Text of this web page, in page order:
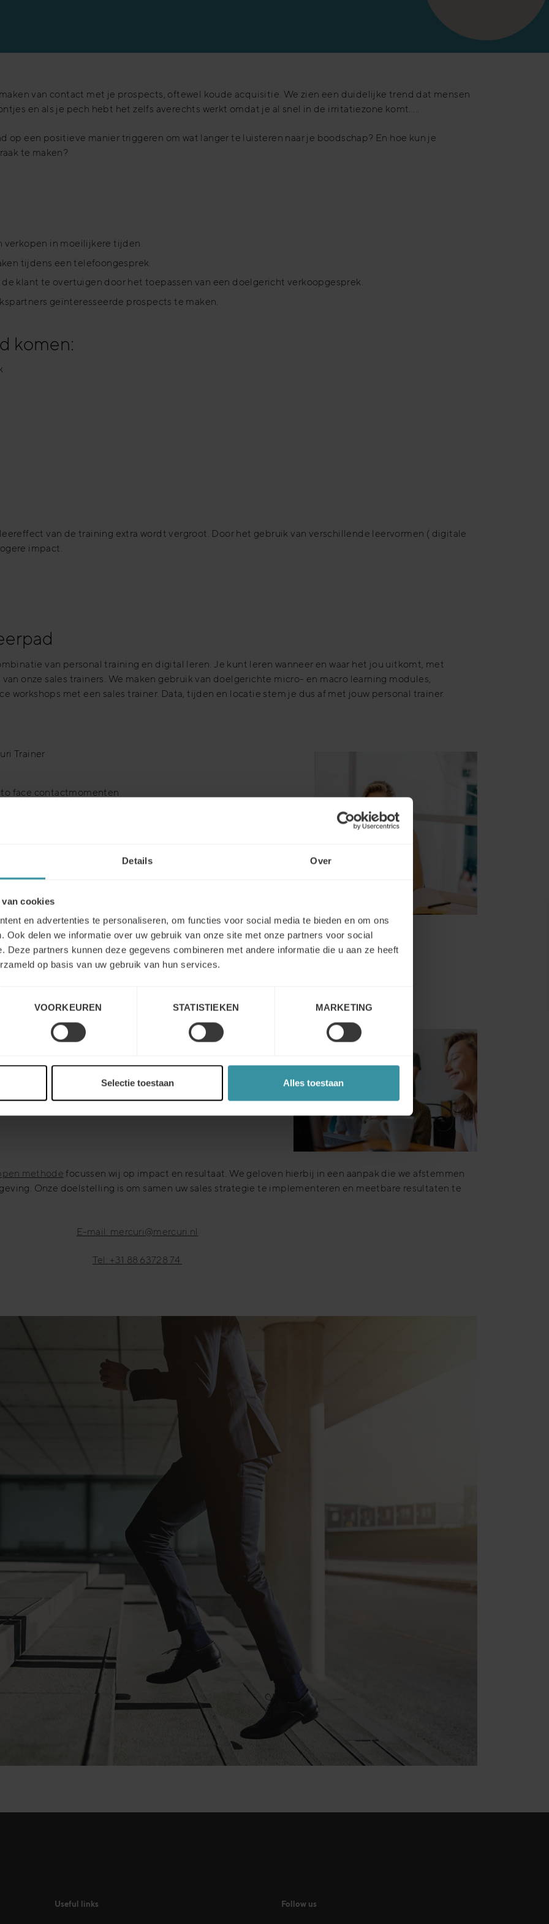
Details Over
cookies
en advertenties te personaliseren, om functies voor social media te bieden en om ons
Ook delen we informatie over uw gebruik van onze site met onze partners voor social
Deze partners kunnen deze gegevens combineren met andere informatie die u aan ze heeft
op basis van uw gebruik van hun services.
VOORKEUREN STATISTIEKEN MARKETING
Selectie toestaan Alles toestaan
van contact met je prospects, oftewel koude acquisitie. We zien een duidelijke trend dat mensen
en als je pech hebt het zelfs averechts werkt omdat je al snel in de irritatiezone komt…..
op een positieve manier triggeren om wat langer te luisteren naar je boodschap? En hoe kun je
te maken?
verkopen in moeilijkere tijden.
tijdens een telefoongesprek.
klant te overtuigen door het toepassen van een doelgericht verkoopgesprek.
geïnteresseerde prospects te maken.
komen:
van de training extra wordt vergroot. Door het gebruik van verschillende leervormen ( digitale
impact.
van personal training en digital leren. Je kunt leren wanneer en waar het jou uitkomt, met
onze sales trainers. We maken gebruik van doelgerichte micro- en macro learning modules,
workshops met een sales trainer. Data, tijden en locatie stem je dus af met jouw personal trainer.
Trainer
face contactmomenten
organisatie
en hierbij zijn veel mogelijkheden. Graag hebben we
jou te verkennen.
Hier tref je een aantal klanten die je voor
methode focussen wij op impact en resultaat. We geloven hierbij in een aanpak die we afstemmen
Onze doelstelling is om samen uw sales strategie te implementeren en meetbare resultaten te
E-mail: mercuri@mercuri.nl
Tel: +31 88 63728 74
Useful links Follow us